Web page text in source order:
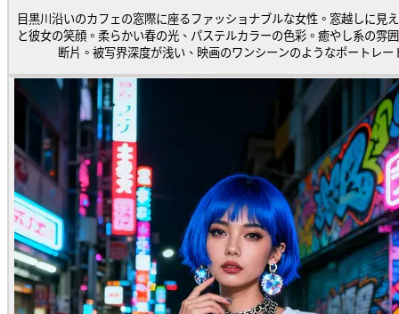
目黒川沿いのカフェの窓際に座るファッショナブルな女性。窓越しに見
と彼女の笑顔。柔らかい春の光、パステルカラーの色彩。癒やし系の雰
断片。被写界深度が浅い、映画のワンシーンのようなポートレー